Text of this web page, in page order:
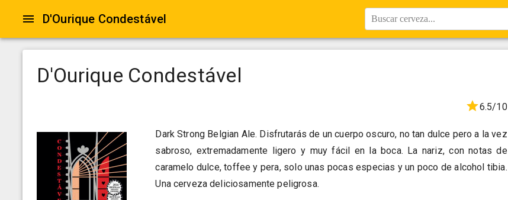
D'Ourique Condestável Buscar cerveza...
D'Ourique Condestável
6.5/10
Dark Strong Belgian Ale. Disfrutarás de un cuerpo oscuro, no tan dulce pero a la vez
sabroso, extremadamente ligero y muy fácil en la boca. La nariz, con notas de
caramelo dulce, toffee y pera, solo unas pocas especias y un poco de alcohol tibia.
Una cerveza deliciosamente peligrosa.